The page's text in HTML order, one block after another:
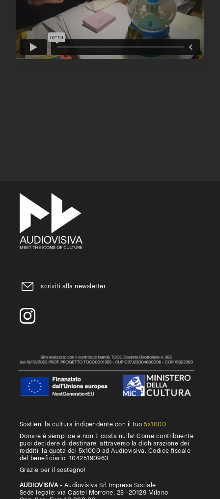
Iscriviti alla newsletter
Sostieni la cultura indipendente con il tuo5x1000
Donare è semplice e non ti costa nulla! Come contribuente
puoi decidere di destinare, attraverso la dichiarazione dei
redditi, la quota del 5x1000 ad Audiovisiva. Codice fiscale
del beneficiario: 10425190963
Grazie per il sostegno!
AUDIOVISIVA- Audiovisiva Srl Impresa Sociale
Sede legale: via Castel Morrone, 23 -20129 Milano